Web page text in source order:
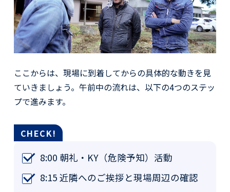
ここからは、現場に到着してからの具体的な動きを見
ていきましょう。午前中の流れは、以下の4つのステッ
プで進みます。
8:00 朝礼・KY（危険予知）活動
8:15 近隣へのご挨拶と現場周辺の確認